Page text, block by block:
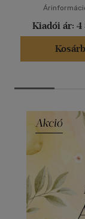
Kiadói ár: 4